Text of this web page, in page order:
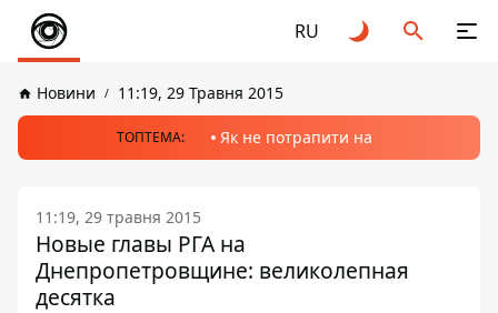
RU
Новини 11:19, 29 Травня 2015
ТОПТЕМА: Як не потрапити на
11:19, 29 травня 2015
Новые главы РГА на
Днепропетровщине: великолепная
десятка